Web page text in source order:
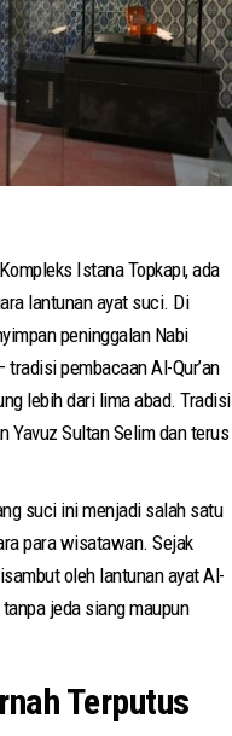
Istana Topkapı, ada
lantunan ayat suci. Di
peninggalan Nabi
pembacaan Al-Qur’an
lebih dari lima abad. Tradisi
Yavuz Sultan Selim dan terus
suci ini menjadi salah satu
para wisatawan. Sejak
oleh lantunan ayat Al-
jeda siang maupun
Terputus